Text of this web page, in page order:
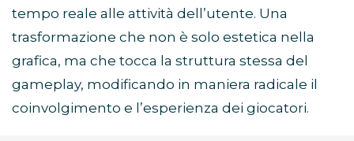
tempo reale alle attività dell’utente. Una
trasformazione che non è solo estetica nella
grafica, ma che tocca la struttura stessa del
gameplay, modificando in maniera radicale il
coinvolgimento e l’esperienza dei giocatori.